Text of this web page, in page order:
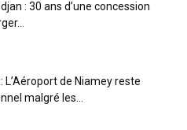
: 30 ans d’une concession
L’Aéroport de Niamey reste
malgré les...